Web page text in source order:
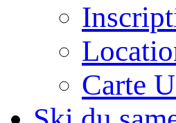
Carte